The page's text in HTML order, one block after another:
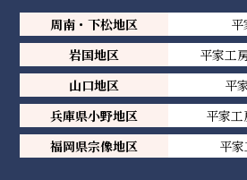
周南・下松地区
平
岩国地区
平家工
山口地区
平
兵庫県小野地区
平家
福岡県宗像地区
平